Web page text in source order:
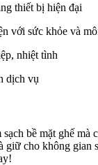
thiết bị hiện đại
với sức khỏe và
nhiệt tình
dịch vụ
bề mặt ghế
cho không gian